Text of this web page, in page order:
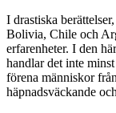
I drastiska
Bolivia, Chile och
erfarenheter. I den
handlar det inte
förena människor
häpnadsväckande